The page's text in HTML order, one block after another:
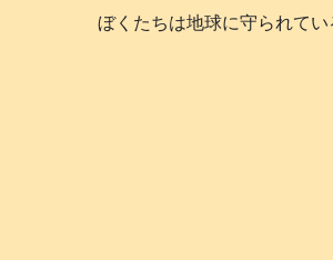
ぼくたちは地球に守られてい